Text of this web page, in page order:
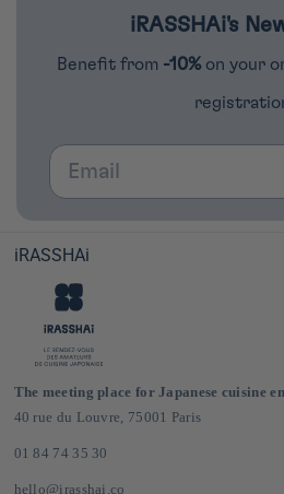
iRASSHAi's
Benefit from -10% on your
Email
iRASSHAi
The meeting place for Japanese cuisine
40 rue du Louvre, 75001 Paris
01 84 74 35 30
hello@irasshai.co